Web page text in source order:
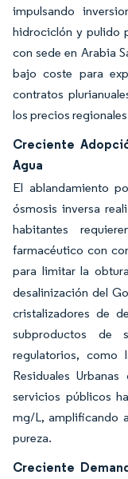
impulsando
hidrociclón y pulido
con sede en Arabia
bajo coste para
contratos
los precios
Creciente
Agua
El ablandamiento
ósmosis inversa
habitantes
farmacéutico con
para limitar la
desalinización del
cristalizadores de
subproductos de
regulatorios, como
Residuales
servicios públicos
mg/L, amplificando
pureza.
Creciente